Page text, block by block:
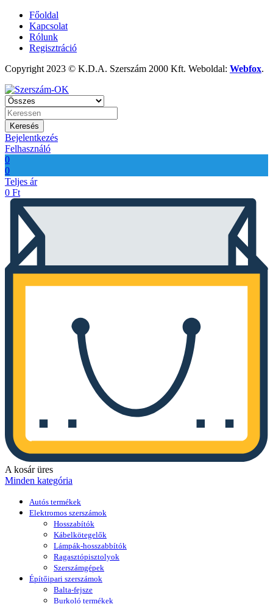
Főoldal
Kapcsolat
Rólunk
Regisztráció
Copyright 2023 © K.D.A. Szerszám 2000 Kft. Weboldal: Webfox.
Keresés
Bejelentkezés
Felhasználó
0
0
Teljes ár
0 Ft
A kosár üres
Minden kategória
Autós termékek
Elektromos szerszámok
Hosszabítók
Kábelkötegelők
Lámpák-hosszabbítók
Ragasztópisztolyok
Szerszámgépek
Építőipari szerszámok
Balta-fejsze
Burkoló termékek